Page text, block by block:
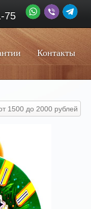
75
Контакты
1500 до 2000 рублей